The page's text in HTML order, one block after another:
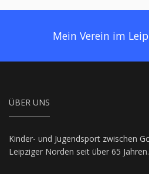
Mein Verein im
ÜBER UNS
Kinder- und Jugendsport zwischen
Leipziger Norden seit über 65 Jahren.